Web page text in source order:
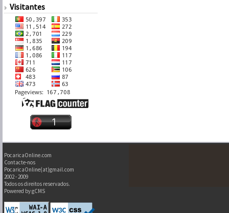
Visitantes
PocaricaOnline.com
Contacte-nos
PocaricaOnline(at)gmail.com
2002 - 2009
Todos os direitos reservados.
Powered by gCMS